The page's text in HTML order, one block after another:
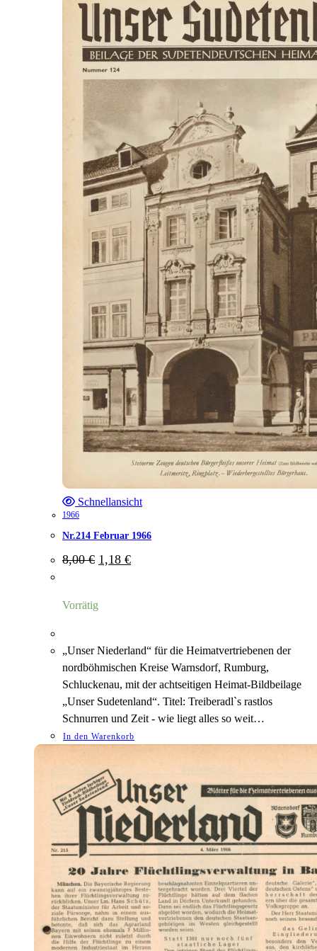
Schnellansicht
1966
Nr.214 Februar 1966
8,00€ Ursprünglicher
Preis
1,18 €Aktueller
Preis
Vorrätig
„Unser Niederland“ für die Heimatvertriebenen der
nordböhmischen Kreise Warnsdorf, Rumburg,
Schluckenau, mit der achtseitigen Heimat-Bildbeilage
„Unser Sudetenland“. Titel: Treiberadl`s rastlos
Schnurren und Zeit - wie liegt alles so weit…
In den Warenkorb